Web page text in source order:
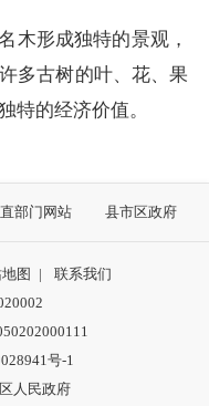
木形成独特的景观，
多古树的叶、花、果
特的经济价值。
部门网站 县市区政府
图 |
联系我们
号-1
人民政府